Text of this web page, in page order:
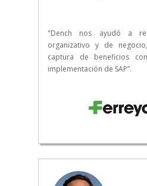
"Dench nos ayudó a
organizativo y de
captura de beneficios
implementación de SAP”.